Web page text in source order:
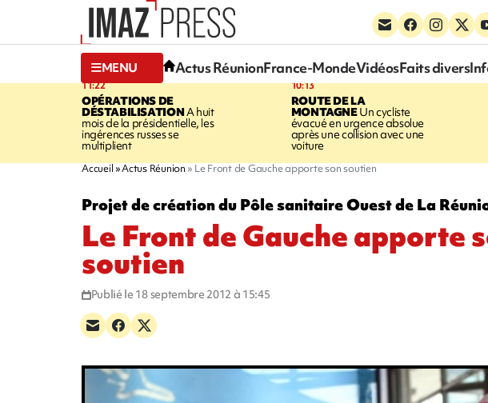
MENU Actus RéunionFrance-MondeVidéosFaits divers
11:22
OPÉRATIONS DE
DÉSTABILISATIONA huit
mois de la présidentielle, les
ingérences russes se
multiplient
10:13
ROUTE DE LA
MONTAGNEUn cycliste
évacué en urgence absolue
après une collision avec une
voiture
Accueil Actus Réunion Le Front de Gauche apporte son soutien
Projet de création du Pôle sanitaire Ouest de La
Le Front de Gauche apporte
soutien
Publié le 18 septembre 2012 à 15:45